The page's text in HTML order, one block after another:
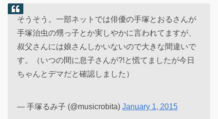
そうそう。一部ネットでは俳優の手塚とおるさんが
手塚治虫の甥っ子とか実しやかに言われてますが、
叔父さんには娘さんしかいないので大きな間違いで
す。（いつの間に息子さんが?!と慌てましたが今日
ちゃんとデマだと確認しました）
— 手塚るみ子 (@musicrobita)January 1, 2015